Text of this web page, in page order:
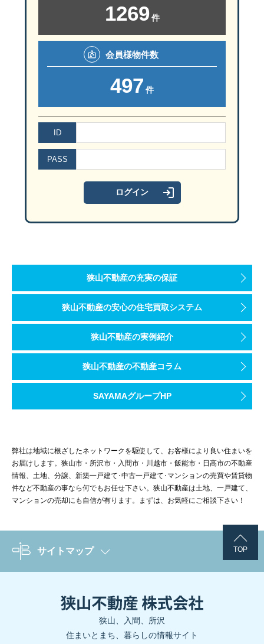
温かみのある門灯とゲート。毎日の出入りに安心感とリズムを。
玄関は回遊しやすい動線と、アーチでやわらかくつながるSIC（シ
1269 件
会員様物件数
497 件
ID
PASS
狭山不動産の充実の保証
狭山不動産の安心の住宅買取システム
狭山不動産の実例紹介
狭山不動産の不動産コラム
SAYAMAグループHP
弊社は地域に根ざしたネットワークを駆使して、お客様により良い住まいを
お届けします。狭山市・所沢市・入間市・川越市・飯能市・日高市の不動産
情報、土地、分譲、新築一戸建て･中古一戸建て･マンションの売買や賃貸物
件など不動産の事なら何でもお任せ下さい。狭山不動産は土地、一戸建て、
マンションの売却にも自信が有ります。まずは、お気軽にご相談下さい！
TOP
サイトマップ
狭山、入間、所沢
住まいとまち、暮らしの情報サイト